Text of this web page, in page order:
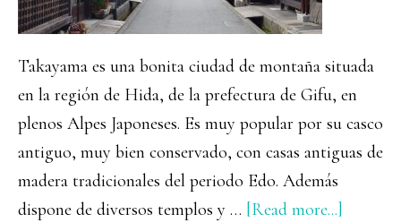
Takayama es una bonita ciudad de montaña situada
en la región de Hida, de la prefectura de Gifu, en
plenos Alpes Japoneses. Es muy popular por su casco
antiguo, muy bien conservado, con casas antiguas de
madera tradicionales del periodo Edo. Además
dispone de diversos templos y … [Read more...]